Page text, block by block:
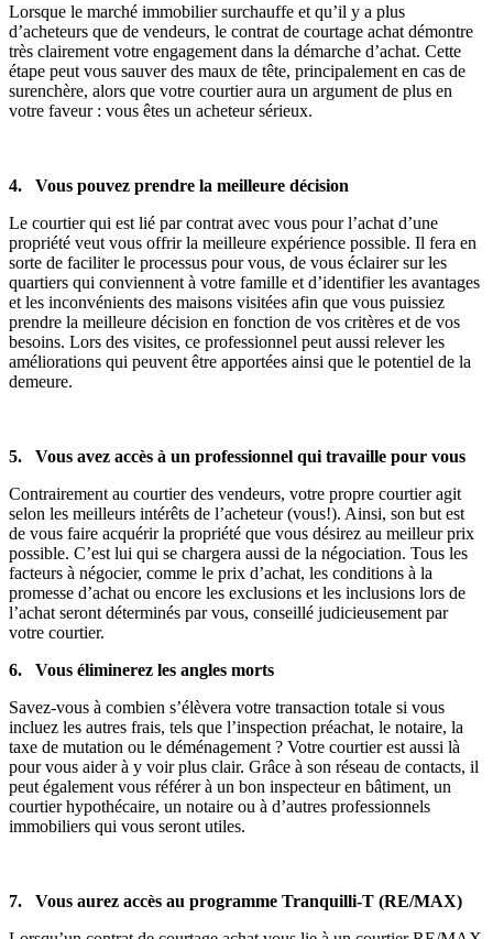
Lorsque le marché immobilier surchauffe et qu’il y a plus
d’acheteurs que de vendeurs, le contrat de courtage achat démontre
très clairement votre engagement dans la démarche d’achat. Cette
étape peut vous sauver des maux de tête, principalement en cas de
surenchère, alors que votre courtier aura un argument de plus en
votre faveur : vous êtes un acheteur sérieux.
4. Vous pouvez prendre la meilleure décision
Le courtier qui est lié par contrat avec vous pour l’achat d’une
propriété veut vous offrir la meilleure expérience possible. Il fera en
sorte de faciliter le processus pour vous, de vous éclairer sur les
quartiers qui conviennent à votre famille et d’identifier les avantages
et les inconvénients des maisons visitées afin que vous puissiez
prendre la meilleure décision en fonction de vos critères et de vos
besoins. Lors des visites, ce professionnel peut aussi relever les
améliorations qui peuvent être apportées ainsi que le potentiel de la
demeure.
5. Vous avez accès à un professionnel qui travaille pour vous
Contrairement au courtier des vendeurs, votre propre courtier agit
selon les meilleurs intérêts de l’acheteur (vous!). Ainsi, son but est
de vous faire acquérir la propriété que vous désirez au meilleur prix
possible. C’est lui qui se chargera aussi de la négociation. Tous les
facteurs à négocier, comme le prix d’achat, les conditions à la
promesse d’achat ou encore les exclusions et les inclusions lors de
l’achat seront déterminés par vous, conseillé judicieusement par
votre courtier.
6. Vous éliminerez les angles morts
Savez-vous à combien s’élèvera votre transaction totale si vous
incluez les autres frais, tels que l’inspection préachat, le notaire, la
taxe de mutation ou le déménagement ? Votre courtier est aussi là
pour vous aider à y voir plus clair. Grâce à son réseau de contacts, il
peut également vous référer à un bon inspecteur en bâtiment, un
courtier hypothécaire, un notaire ou à d’autres professionnels
immobiliers qui vous seront utiles.
7. Vous aurez accès au programme Tranquilli-T (RE/MAX)